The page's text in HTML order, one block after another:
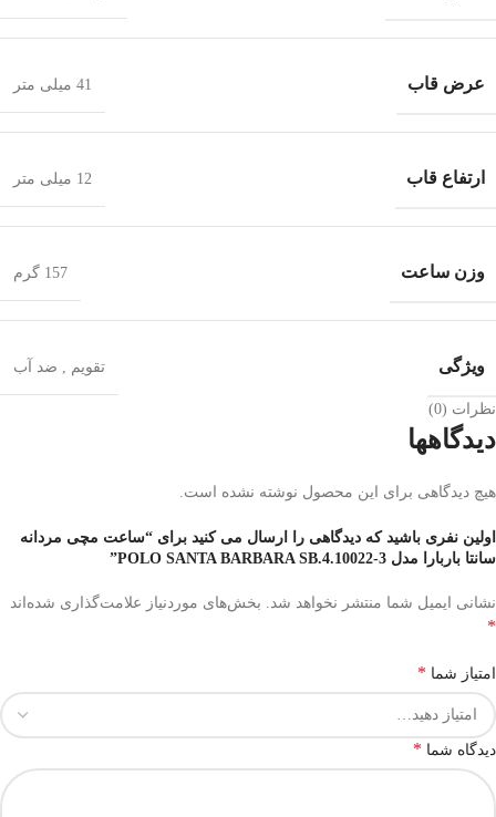
عرض قاب 41 میلی متر
ارتفاع قاب 12 میلی متر
وزن ساعت 157 گرم
ویژگی تقویم , ضد آب
نظرات (0)
دیدگاهها
هیچ دیدگاهی برای این محصول نوشته نشده است.
اولین نفری باشید که دیدگاهی را ارسال می کنید برای “ساعت مچی مردانه
سانتا باربارا مدل POLO SANTA BARBARA SB.4.10022-3”
نشانی ایمیل شما منتشر نخواهد شد. بخش‌های موردنیاز علامت‌گذاری شده‌اند
*
امتیاز شما *
دیدگاه شما *